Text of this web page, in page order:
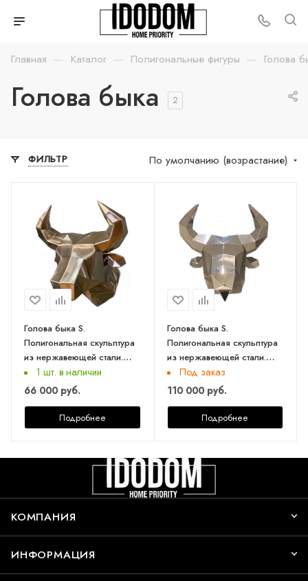
Главная — Каталог — Полигональные фигуры — Голова
Голова быка 2
ФИЛЬТР По умолчанию (возрастание)
Голова быка S.
Полигональная скульптура
из нержавеющей стали.
Финиш: Обжиг. Цвет:
Золото.
1 шт. в наличии
66 000 руб.
Подробнее
Голова быка S.
Полигональная скульптура
из нержавеющей стали.
Финиш: Полировка. Цвет:
Хром.
Под заказ
110 000 руб.
Подробнее
КОМПАНИЯ
ИНФОРМАЦИЯ